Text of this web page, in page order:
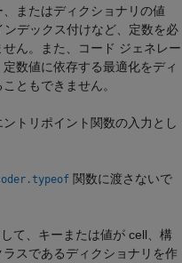
またはディクショナリの値
デックス付けなど、定数を必
ん。また、コード ジェネレー
数値に依存する最適化をディ
ともできません。
トリポイント関数の入力とし
関数に渡さないで
て、キーまたは値が cell、構
スであるディクショナリを作